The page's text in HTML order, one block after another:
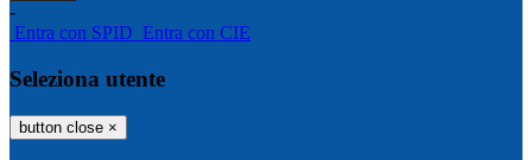
-
Entra con SPID Entra con CIE
Seleziona utente
button close ×